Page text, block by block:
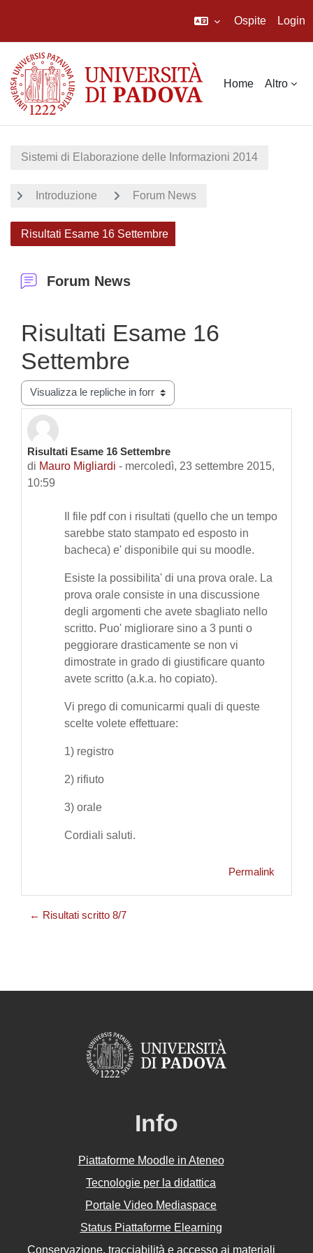
Ospite Login
Home Altro
Sistemi di Elaborazione delle Informazioni 2014
Introduzione Forum News
Risultati Esame 16 Settembre
Forum News
Risultati Esame 16
Settembre
Modalità visualizzazione
Risultati Esame 16 Settembre
di Mauro Migliardi - mercoledì, 23 settembre 2015,
10:59
Numero di risposte: 0
Il file pdf con i risultati (quello che un tempo
sarebbe stato stampato ed esposto in
bacheca) e' disponibile qui su moodle.
Esiste la possibilita' di una prova orale. La
prova orale consiste in una discussione
degli argomenti che avete sbagliato nello
scritto. Puo' migliorare sino a 3 punti o
peggiorare drasticamente se non vi
dimostrate in grado di giustificare quanto
avete scritto (a.k.a. ho copiato).
Vi prego di comunicarmi quali di queste
scelte volete effettuare:
1) registro
2) rifiuto
3) orale
Cordiali saluti.
Permalink
← Risultati scritto 8/7
Info
Piattaforme Moodle in Ateneo
Tecnologie per la didattica
Portale Video Mediaspace
Status Piattaforme Elearning
Conservazione, tracciabilità e accesso ai materiali